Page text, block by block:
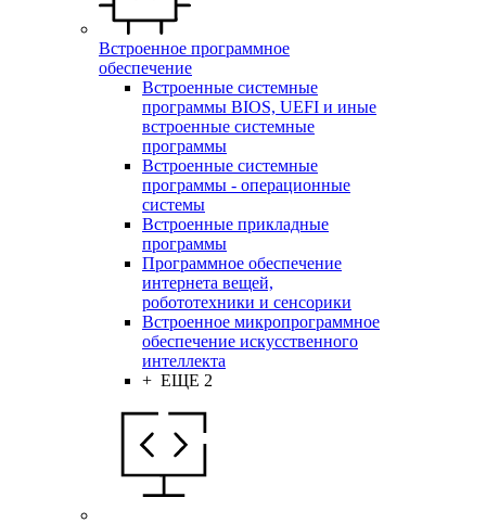
Встроенное программное
обеспечение
Встроенные системные
программы BIOS, UEFI и иные
встроенные системные
программы
Встроенные системные
программы - операционные
системы
Встроенные прикладные
программы
Программное обеспечение
интернета вещей,
робототехники и сенсорики
Встроенное микропрограммное
обеспечение искусственного
интеллекта
+ ЕЩЕ 2